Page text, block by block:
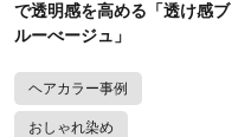
で透明感を高める「透け感ブ
ルーべージュ」
ヘアカラー事例
おしゃれ染め